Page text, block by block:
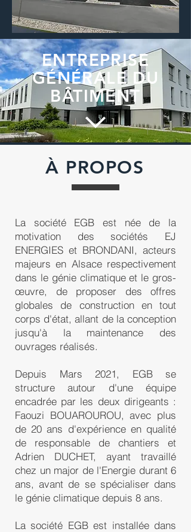
ENTREPRISE
GÉNÉRALE DU
BÂTIMENT
À PROPOS
La société EGB est née de la
motivation des sociétés EJ
ENERGIES et BRONDANI, acteurs
majeurs en Alsace respectivement
dans le génie climatique et le gros-
œuvre, de proposer des offres
globales de construction en tout
corps d'état, allant de la conception
jusqu'à la maintenance des
ouvrages réalisés.
Depuis Mars 2021, EGB se
structure autour d'une équipe
encadrée par les deux dirigeants :
Faouzi BOUAROUROU, avec plus
de 20 ans d'expérience en qualité
de responsable de chantiers et
Adrien DUCHET, ayant travaillé
chez un major de l'Energie durant 6
ans, avant de se spécialiser dans
le génie climatique depuis 8 ans.
La société EGB est installée dans